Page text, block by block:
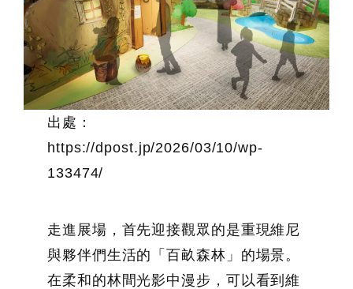
出處：
https://dpost.jp/2026/03/10/wp-
133474/
走進展場，首先迎接觀眾的是重現維尼
與夥伴們生活的「百畝森林」的場景。
在柔和的林間光影中漫步，可以看到維